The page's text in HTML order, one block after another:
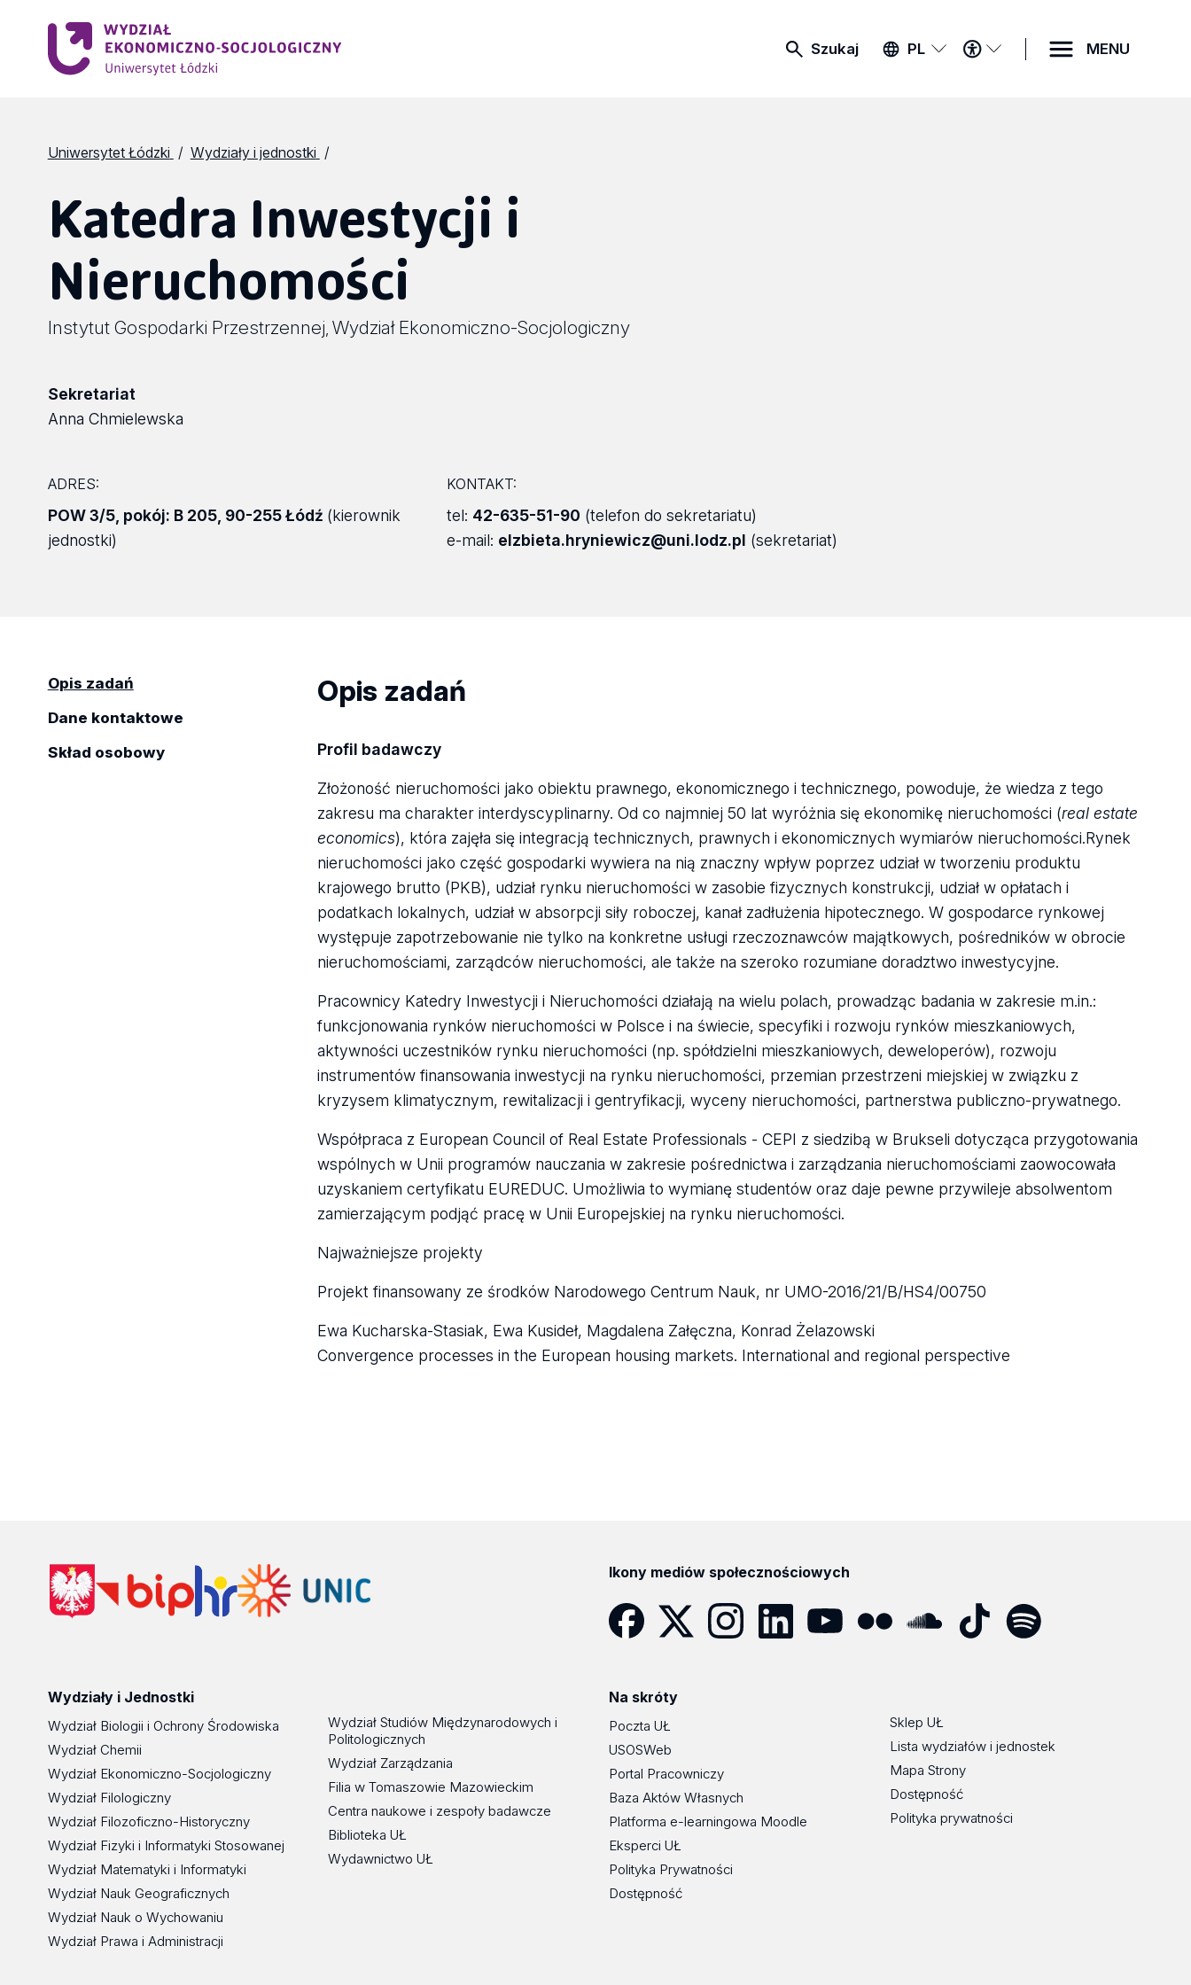
Szukaj PL
MENU
DOSTĘPNOŚCI
MENU
Uniwersytet Łódzki Wydziały i jednostki
Katedra Inwestycji i
Nieruchomości
Instytut Gospodarki Przestrzennej Wydział Ekonomiczno-Socjologiczny
Sekretariat
Anna Chmielewska
ADRES:
POW 3/5, pokój: B 205, 90-255 Łódź (kierownik
jednostki)
KONTAKT:
tel: 42-635-51-90 (telefon do sekretariatu)
e-mail: elzbieta.hryniewicz@uni.lodz.pl (sekretariat)
Opis zadań
Dane kontaktowe
Skład osobowy
Opis zadań
Profil badawczy
Złożoność nieruchomości jako obiektu prawnego, ekonomicznego i technicznego, powoduje, że wiedza z tego
zakresu ma charakter interdyscyplinarny. Od co najmniej 50 lat wyróżnia się ekonomikę nieruchomości (real estate
economics), która zajęła się integracją technicznych, prawnych i ekonomicznych wymiarów nieruchomości.Rynek
nieruchomości jako część gospodarki wywiera na nią znaczny wpływ poprzez udział w tworzeniu produktu
krajowego brutto (PKB), udział rynku nieruchomości w zasobie fizycznych konstrukcji, udział w opłatach i
podatkach lokalnych, udział w absorpcji siły roboczej, kanał zadłużenia hipotecznego. W gospodarce rynkowej
występuje zapotrzebowanie nie tylko na konkretne usługi rzeczoznawców majątkowych, pośredników w obrocie
nieruchomościami, zarządców nieruchomości, ale także na szeroko rozumiane doradztwo inwestycyjne.
Pracownicy Katedry Inwestycji i Nieruchomości działają na wielu polach, prowadząc badania w zakresie m.in.:
funkcjonowania rynków nieruchomości w Polsce i na świecie, specyfiki i rozwoju rynków mieszkaniowych,
aktywności uczestników rynku nieruchomości (np. spółdzielni mieszkaniowych, deweloperów), rozwoju
instrumentów finansowania inwestycji na rynku nieruchomości, przemian przestrzeni miejskiej w związku z
kryzysem klimatycznym, rewitalizacji i gentryfikacji, wyceny nieruchomości, partnerstwa publiczno-prywatnego.
Współpraca z European Council of Real Estate Professionals - CEPI z siedzibą w Brukseli dotycząca przygotowania
wspólnych w Unii programów nauczania w zakresie pośrednictwa i zarządzania nieruchomościami zaowocowała
uzyskaniem certyfikatu EUREDUC. Umożliwia to wymianę studentów oraz daje pewne przywileje absolwentom
zamierzającym podjąć pracę w Unii Europejskiej na rynku nieruchomości.
Najważniejsze projekty
Projekt finansowany ze środków Narodowego Centrum Nauk, nr UMO-2016/21/B/HS4/00750
Ewa Kucharska-Stasiak, Ewa Kusideł, Magdalena Załęczna, Konrad Żelazowski
Convergence processes in the European housing markets. International and regional perspective
Ikony mediów społecznościowych
Wydziały i Jednostki
Wydział Biologii i Ochrony Środowiska
Wydział Chemii
Wydział Ekonomiczno-Socjologiczny
Wydział Filologiczny
Wydział Filozoficzno-Historyczny
Wydział Fizyki i Informatyki Stosowanej
Wydział Matematyki i Informatyki
Wydział Nauk Geograficznych
Wydział Nauk o Wychowaniu
Wydział Prawa i Administracji
Wydział Studiów Międzynarodowych i
Politologicznych
Wydział Zarządzania
Filia w Tomaszowie Mazowieckim
Centra naukowe i zespoły badawcze
Biblioteka UŁ
Wydawnictwo UŁ
Na skróty
Poczta UŁ
USOSWeb
Portal Pracowniczy
Baza Aktów Własnych
Platforma e-learningowa Moodle
Eksperci UŁ
Polityka Prywatności
Dostępność
Sklep UŁ
Lista wydziałów i jednostek
Mapa Strony
Dostępność
Polityka prywatności